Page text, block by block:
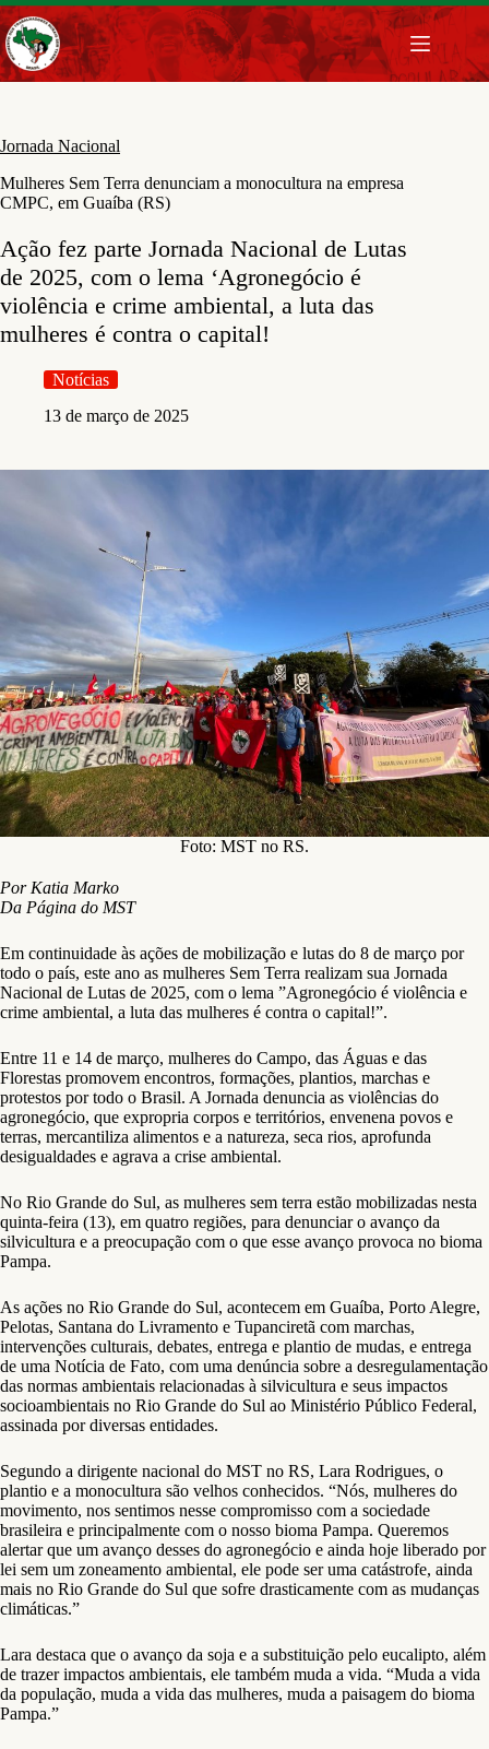
Pular
para
o
conteúdo
Jornada Nacional
Mulheres Sem Terra denunciam a monocultura na empresa
CMPC, em Guaíba (RS)
Ação fez parte Jornada Nacional de Lutas
de 2025, com o lema ‘Agronegócio é
violência e crime ambiental, a luta das
mulheres é contra o capital!
Notícias
13 de março de 2025
Foto: MST no RS.
Por Katia Marko
Da Página do MST
Em continuidade às ações de mobilização e lutas do 8 de março por
todo o país, este ano as mulheres Sem Terra realizam sua Jornada
Nacional de Lutas de 2025, com o lema ”Agronegócio é violência e
crime ambiental, a luta das mulheres é contra o capital!”.
Entre 11 e 14 de março, mulheres do Campo, das Águas e das
Florestas promovem encontros, formações, plantios, marchas e
protestos por todo o Brasil. A Jornada denuncia as violências do
agronegócio, que expropria corpos e territórios, envenena povos e
terras, mercantiliza alimentos e a natureza, seca rios, aprofunda
desigualdades e agrava a crise ambiental.
No Rio Grande do Sul, as mulheres sem terra estão mobilizadas nesta
quinta-feira (13), em quatro regiões, para denunciar o avanço da
silvicultura e a preocupação com o que esse avanço provoca no bioma
Pampa.
As ações no Rio Grande do Sul, acontecem em Guaíba, Porto Alegre,
Pelotas, Santana do Livramento e Tupanciretã com marchas,
intervenções culturais, debates, entrega e plantio de mudas, e entrega
de uma Notícia de Fato, com uma denúncia sobre a desregulamentação
das normas ambientais relacionadas à silvicultura e seus impactos
socioambientais no Rio Grande do Sul ao Ministério Público Federal,
assinada por diversas entidades.
Segundo a dirigente nacional do MST no RS, Lara Rodrigues, o
plantio e a monocultura são velhos conhecidos. “Nós, mulheres do
movimento, nos sentimos nesse compromisso com a sociedade
brasileira e principalmente com o nosso bioma Pampa. Queremos
alertar que um avanço desses do agronegócio e ainda hoje liberado por
lei sem um zoneamento ambiental, ele pode ser uma catástrofe, ainda
mais no Rio Grande do Sul que sofre drasticamente com as mudanças
climáticas.”
Lara destaca que o avanço da soja e a substituição pelo eucalipto, além
de trazer impactos ambientais, ele também muda a vida. “Muda a vida
da população, muda a vida das mulheres, muda a paisagem do bioma
Pampa.”